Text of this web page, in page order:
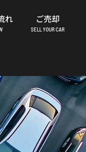
れ ご売却
SELL YOUR CAR